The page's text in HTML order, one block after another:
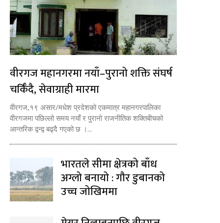
वीरगज महानगरमा नयाँ–पुरानो शक्ति संघर्ष
चर्किँदै, सेवाग्राही मारमा
वीरगज,१९ असार/मधेश प्रदेशको एकमात्र महानगरपालिका
वीरगजमा पछिल्लो समय नयाँ र पुरानो राजनीतिक शक्तिबीचको
आन्तरिक द्वन्द्व बढ्दै गएको छ ।...
भारतले सीमा क्षेत्रको बाँध
अग्लो बनायो : गौर डुबानको
उच्च जोखिममा